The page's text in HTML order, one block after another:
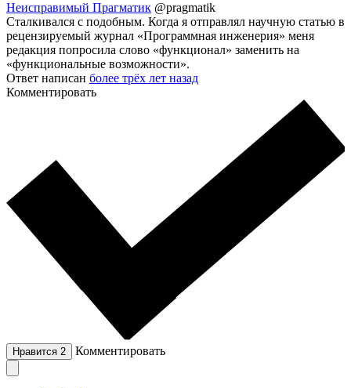
Неисправимый Прагматик @pragmatik
Сталкивался с подобным. Когда я отправлял научную статью в
рецензируемый журнал «Программная инженерия» меня
редакция попросила слово «функционал» заменить на
«функциональные возможности».
Ответ написан более трёх лет назад
Комментировать
Нравится 2 Комментировать